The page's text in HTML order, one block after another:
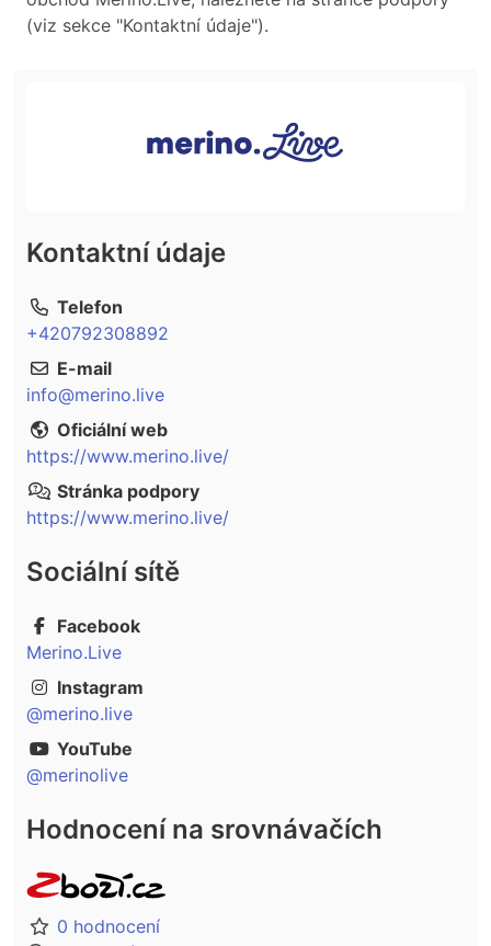
(viz sekce "Kontaktní údaje").
Kontaktní údaje
Telefon
+420792308892
E-mail
info@merino.live
Oficiální web
https://www.merino.live/
Stránka podpory
https://www.merino.live/
Sociální sítě
Facebook
Merino.Live
Instagram
@merino.live
YouTube
@merinolive
Hodnocení na srovnávačích
0 hodnocení